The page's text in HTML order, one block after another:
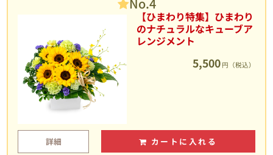
【ひまわり特集】ひまわり
のナチュラルなキューブア
レンジメント
5,500 円（税込）
詳細 カートに入れる